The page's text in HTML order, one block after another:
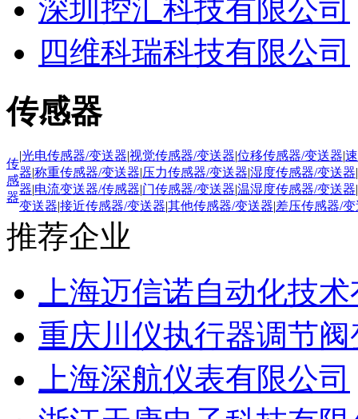
深圳控汇科技有限公司
四维科瑞科技有限公司
传感器
传
感
器
|光电传感器/变送器|视觉传感器/变送器|位移传感器/变送器|
器|称重传感器/变送器|压力传感器/变送器|湿度传感器/变送器|
器|电流变送器/传感器|门传感器/变送器|温湿度传感器/变送器|
变送器|接近传感器/变送器|其他传感器/变送器|差压传感器/
推荐企业
上海迈信诺自动化技
重庆川仪执行器调节
上海深航仪表有限公司